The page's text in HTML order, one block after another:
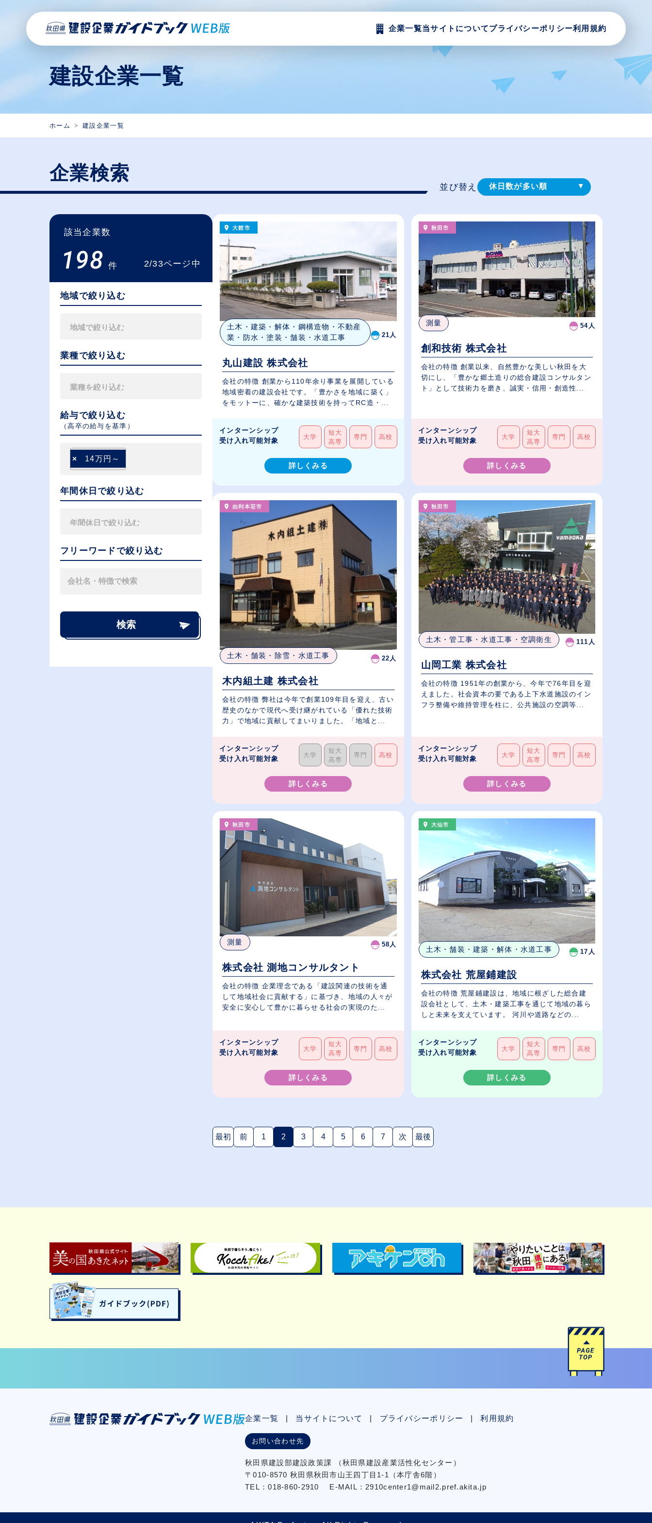
企業一覧当サイトについてプライバシーポリシー利用規約
建設企業一覧
ホーム 建設企業一覧
企業検索
該当企業数
198 件 2/33ページ中
地域で絞り込む
業種で絞り込む
給与で絞り込む
（⾼卒の給与を基準）
× 14万円～
年間休日で絞り込む
フリーワードで絞り込む
検索
並び替え 休日数が多い順
（⾼卒の給与を基準）
従業員が多い順
大館市
土木・建築・解体・鋼構造物・不動産
業・防水・塗装・舗装・水道工事
21人
丸山建設 株式会社
会社の特徴 創業から110年余り事業を展開している
地域密着の建設会社です。「豊かさを地域に築く」
をモットーに、確かな建築技術を持ってRC造・...
インターンシップ
受け入れ可能対象
大学
短大
高専
専門 高校
詳しくみる
秋田市
測量 54人
創和技術 株式会社
会社の特徴 創業以来、自然豊かな美しい秋田を大
切にし、「豊かな郷土造りの総合建設コンサルタン
ト」として技術力を磨き、誠実・信用・創造性...
インターンシップ
受け入れ可能対象
大学
短大
高専
専門 高校
詳しくみる
由利本荘市
土木・舗装・除雪・水道工事 22人
木内組土建 株式会社
会社の特徴 弊社は今年で創業109年目を迎え、古い
歴史のなかで現代へ受け継がれている「優れた技術
力」で地域に貢献してまいりました。「地域と...
インターンシップ
受け入れ可能対象
大学
短大
高専
専門 高校
詳しくみる
秋田市
土木・管工事・水道工事・空調衛生 111人
山岡工業 株式会社
会社の特徴 1951年の創業から、今年で76年目を迎
えました。社会資本の要である上下水道施設のイン
フラ整備や維持管理を柱に、公共施設の空調等...
インターンシップ
受け入れ可能対象
大学
短大
高専
専門 高校
詳しくみる
秋田市
測量 58人
株式会社 測地コンサルタント
会社の特徴 企業理念である「建設関連の技術を通
して地域社会に貢献する」に基づき、地域の人々が
安全に安心して豊かに暮らせる社会の実現のた...
インターンシップ
受け入れ可能対象
大学
短大
高専
専門 高校
詳しくみる
大仙市
土木・舗装・建築・解体・水道工事 17人
株式会社 荒屋鋪建設
会社の特徴 荒屋鋪建設は、地域に根ざした総合建
設会社として、土木・建築工事を通じて地域の暮ら
しと未来を支えています。 河川や道路などの...
インターンシップ
受け入れ可能対象
大学
短大
高専
専門 高校
詳しくみる
最初 前 1 2(現在のページ)
3 4 5 6 7 次 最後
企業一覧 当サイトについて プライバシーポリシー 利用規約
お問い合わせ先
秋⽥県建設部建設政策課
（秋⽥県建設産業活性化センター）
〒010-8570 秋田県秋田市⼭王四丁⽬1-1（本庁舎6階）
TEL：018-860-2910 E-MAIL：2910center1@mail2.pref.akita.jp